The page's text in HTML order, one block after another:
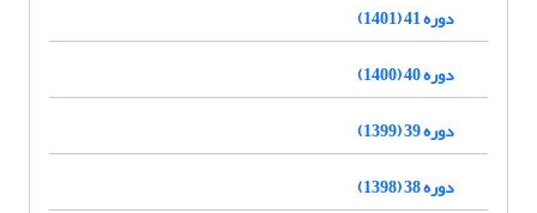
دوره 41 (1401)
دوره 40 (1400)
دوره 39 (1399)
دوره 38 (1398)